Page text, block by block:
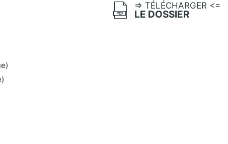
=> TÉLÉCHARGER <=
LE DOSSIER